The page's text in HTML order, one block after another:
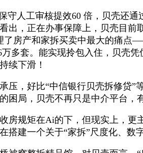
守人工审核提效60 倍，贝壳还
出，正在办事保障上，贝壳目前
了房产和家拆买卖中最大的痛点
多套。能实现拎包入住，贝壳
续下滑！
，好比“中信银行贝壳拆修贷”
困局，贝壳不再只是中介平台，
规矩在Ai的下，但现实上，更主
搭建一个关于“家拆”尺度化、数